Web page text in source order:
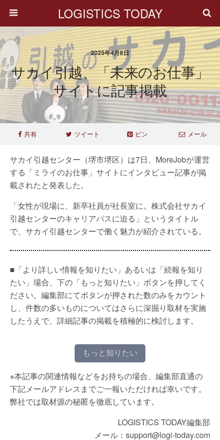
LOGISTICS TODAY
2025年4月8日
サカイ引越、「未来のお仕事」
サイトに記事掲載
共有 ツイート ピン メール
サカイ引越センター（堺市堺区）は7日、MoreJobが運営
する「ミライのお仕事」サイトにインタビュー記事が掲
載されたと発表した。
「女性が現場に、新卒社員が社長室に。株式会社サカイ
引越センターのキャリアパスに迫る」というタイトル
で、サカイ引越センターで働く魅力が紹介されている。
■「より詳しい情報を知りたい」あるいは「続報を知り
たい」場合、下の「もっと知りたい」ボタンを押してく
ださい。編集部にてボタンが押された数のみをカウント
し、件数の多いものについてはさらに深掘り取材を実施
したうえで、詳細記事の掲載を積極的に検討します。
もっと知りたい
※本記事の関連情報などをお持ちの場合、編集部直通の
下記メールアドレスまでご一報いただければ幸いです。
弊社では取材源の秘匿を徹底しています。
LOGISTICS TODAY編集部
メール：support@logi-today.com